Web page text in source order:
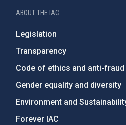
ABOUT THE IAC
Legislation
Transparency
Code of ethics and anti-fraud
Gender equality and diversity
Environment and
Forever IAC